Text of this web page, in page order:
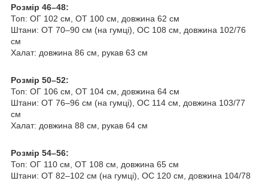
Розмір 46–48:
Топ: ОГ 102 см, ОТ 100 см, довжина 62 см
Штани: ОТ 70–90 см (на гумці), ОС 108 см, довжина 102/76
см
Халат: довжина 86 см, рукав 63 см
Розмір 50–52:
Топ: ОГ 106 см, ОТ 104 см, довжина 64 см
Штани: ОТ 76–96 см (на гумці), ОС 114 см, довжина 103/77
см
Халат: довжина 88 см, рукав 64 см
Розмір 54–56:
Топ: ОГ 110 см, ОТ 108 см, довжина 65 см
Штани: ОТ 82–102 см (на гумці), ОС 120 см, довжина 104/78